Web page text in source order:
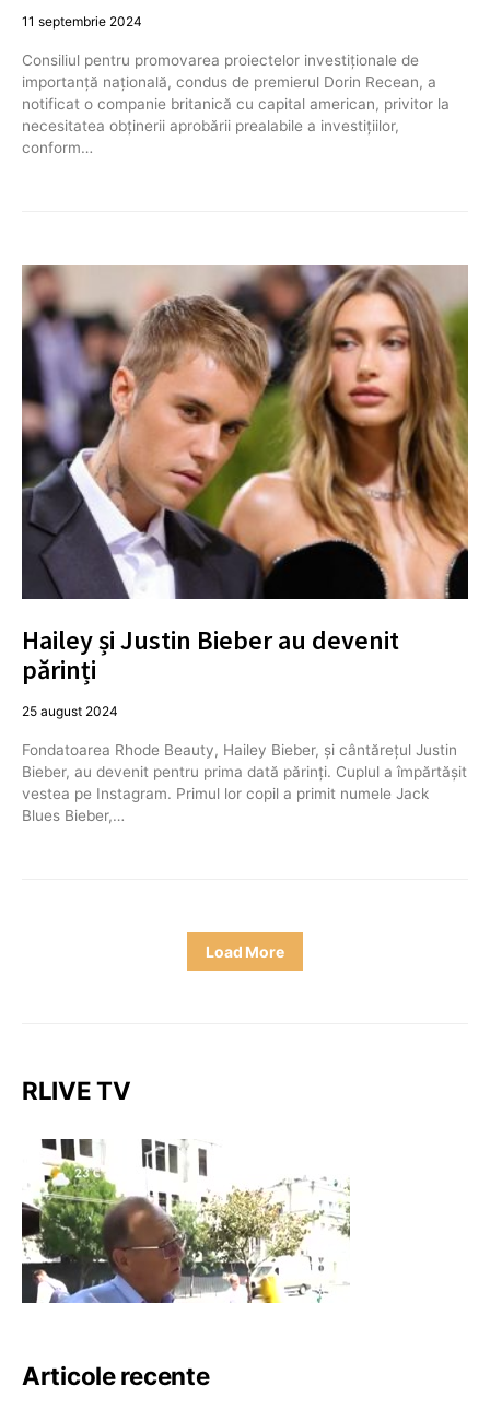
11 septembrie 2024
Consiliul pentru promovarea proiectelor investiționale de
importanță națională, condus de premierul Dorin Recean, a
notificat o companie britanică cu capital american, privitor la
necesitatea obținerii aprobării prealabile a investițiilor,
conform…
Hailey și Justin Bieber au devenit
părinți
25 august 2024
Fondatoarea Rhode Beauty, Hailey Bieber, și cântărețul Justin
Bieber, au devenit pentru prima dată părinți. Cuplul a împărtășit
vestea pe Instagram. Primul lor copil a primit numele Jack
Blues Bieber,…
Load More
RLIVE TV
Articole recente